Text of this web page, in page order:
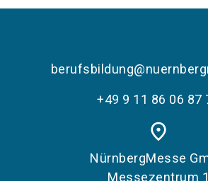
+49 9 11 86 06 87
place
NürnbergMesse
Messezentrum 1